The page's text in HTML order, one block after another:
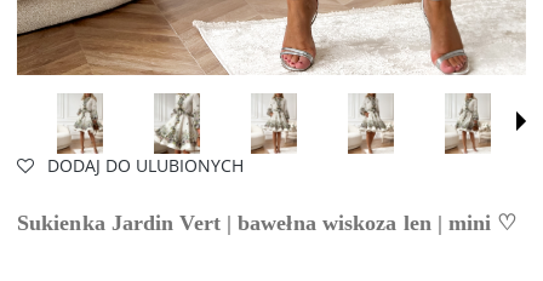
DODAJ DO ULUBIONYCH
Sukienka Jardin Vert | bawełna wiskoza len | mini ♡